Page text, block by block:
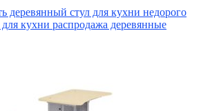
деревянный стул для кухни недорого
для кухни распродажа деревянные